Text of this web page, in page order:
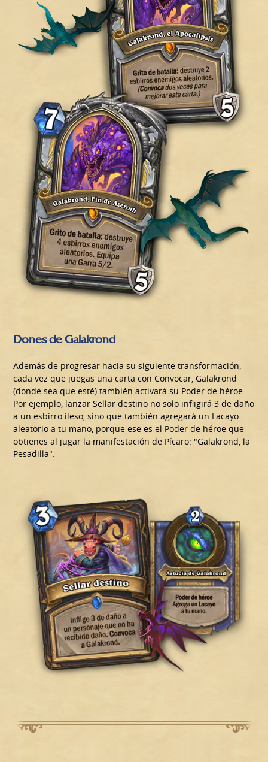
Dones de Galakrond
Además de progresar hacia su siguiente transformación,
cada vez que juegas una carta con Convocar, Galakrond
(donde sea que esté) también activará su Poder de héroe.
Por ejemplo, lanzar Sellar destino no solo infligirá 3 de daño
a un esbirro ileso, sino que también agregará un Lacayo
aleatorio a tu mano, porque ese es el Poder de héroe que
obtienes al jugar la manifestación de Pícaro: "Galakrond, la
Pesadilla".